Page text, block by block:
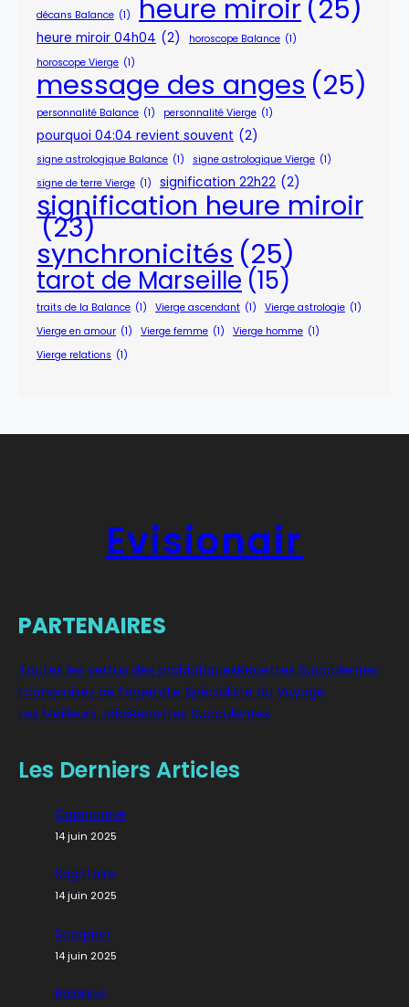
décans Balance (1) heure miroir (25)
heure miroir 04h04 (2) horoscope Balance (1)
horoscope Vierge (1)
message des anges (25)
personnalité Balance (1) personnalité Vierge (1)
pourquoi 04:04 revient souvent (2)
signe astrologique Balance (1) signe astrologique Vierge (1)
signe de terre Vierge (1) signification 22h22 (2)
signification heure miroir
(23)
synchronicités (25)
tarot de Marseille (15)
traits de la Balance (1) Vierge ascendant (1) Vierge astrologie (1)
Vierge en amour (1) Vierge femme (1) Vierge homme (1)
Vierge relations (1)
Evisionair
PARTENAIRES
Toutes les vertus des probiotiquesRecettes Succulentes
Economisez de l’argentLe Spécialiste du Voyage
Les Meilleurs JobsRecettes Succulentes
Les Derniers Articles
Capricorne
14 juin 2025
Sagittaire
14 juin 2025
Scorpion
14 juin 2025
Balance